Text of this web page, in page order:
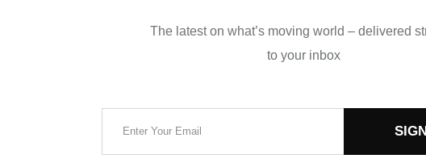
The latest on what’s moving world – delivered
to your inbox